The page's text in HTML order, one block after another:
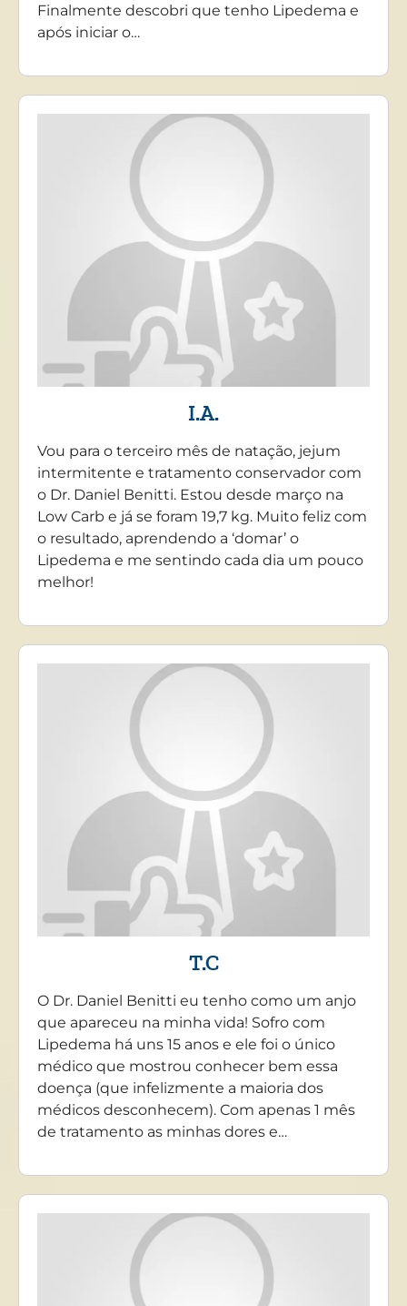
Finalmente descobri que tenho Lipedema e
após iniciar o…
I.A.
Vou para o terceiro mês de natação, jejum
intermitente e tratamento conservador com
o Dr. Daniel Benitti. Estou desde março na
Low Carb e já se foram 19,7 kg. Muito feliz com
o resultado, aprendendo a ‘domar’ o
Lipedema e me sentindo cada dia um pouco
melhor!
T.C
O Dr. Daniel Benitti eu tenho como um anjo
que apareceu na minha vida! Sofro com
Lipedema há uns 15 anos e ele foi o único
médico que mostrou conhecer bem essa
doença (que infelizmente a maioria dos
médicos desconhecem). Com apenas 1 mês
de tratamento as minhas dores e…